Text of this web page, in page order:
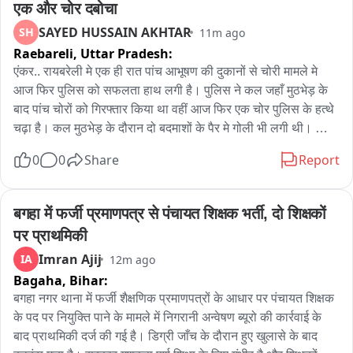
राणा गुरजीत सिंह हमें और हमारी फर्म को अच्छी तरह जानते हैं : फर्म
टेंडर प्राप्त करने वाली फर्म के प्रतिनिधियों ने विधायक राणा गुरजीत सिंह
द्वारा शिकायत किए जाने पर भी सवाल उठाए। उन्होंने कहा कि राणा गुरजीत
सिंह उन्हें और उनकी फर्म को अच्छी तरह जानते हैं, इसलिए उनकी फर्म के
खिलाफ शिकायत किया जाना उनके लिए दुर्भाग्यपूर्ण है।
फर्म का कहना है कि यदि उन्होंने टेंडर की सभी निर्धारित शर्तें पूरी की थीं और
नियमों के अनुसार टेंडर प्राप्त किया था तो शिकायत के आधार पर टेंडर रद्द
किया जाना उचित नहीं है।
टेंडर रद्द करने के फैसले को अदालत में चुनौती देगी फर्म
फर्म ने कहा है कि वह टेंडर रद्द किए जाने के फैसले को लेकर अदालत का
दरवाजा खटखटाएगी। फर्म के प्रतिनिधियों के अनुसार उनके पास अपनी
पात्रता, आर्थिक क्षमता, कंपनी की पृष्ठभूमि और टेंडर प्रक्रिया में जमा
करवाए गए दस्तावेजों से संबंधित रिकॉर्ड मौजूद है, जिसे जरूरत पड़ने पर
अदालत के समक्ष पेश किया जाएगा।
एक और चोर दबोचा
SH SAYED HUSSAIN AKHTAR 11m ago
Raebareli, Uttar Pradesh:
एंकर.. रायबरेली मे एक ही रात पांच आभूषण की दुकानों से चोरी मामले मे
आज फिर पुलिस को सफलता हाथ लगी है। पुलिस ने कल जहाँ मुठभेड़ के
बाद पांच चोरों को गिरफ्तार किया था वहीं आज फिर एक चोर पुलिस के हत्थे
चढ़ा है। कल मुठभेड़ के दौरान दो बदमाशों के पैर मे गोली भी लगी थी।
आभूषण बरामद कर लिए थे। वहीं आज गिरफ्तार बदमाश भी सितापुर का रहने
बरामद किये हैं। मामला मिल एरिया थाना इलाके का है जहाँ तकिया चौराहे
स्थित आभूषण की पांच दुकानों पर एक ही रात चोरी कर इन बदमाशों ने
पुलिस को चुनौती दी थी।
0 0 Share Report
बगहा में फर्जी प्रमाणपत्र से पंचायत शिक्षक भर्ती, दो शिक्षकों
पर प्राथमिकी
IA Imran Ajij 12m ago
Bagaha, Bihar:
बगहा नगर थाना में फर्जी शैक्षणिक प्रमाणपत्रों के आधार पर पंचायत शिक्षक
के पद पर नियुक्ति पाने के मामले में निगरानी अन्वेषण ब्यूरो की कार्रवाई के
बाद प्राथमिकी दर्ज की गई है। डिग्री जाँच के दौरान हुए खुलासे के बाद